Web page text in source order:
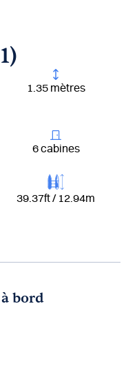
1.35 mètres
6 cabines
39.37ft / 12.94m
bord